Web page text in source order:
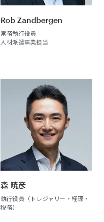
Rob Zandbergen
常務執行役員
人材派遣事業担当
森 暁彦
執行役員（トレジャリー・経理・
税務）